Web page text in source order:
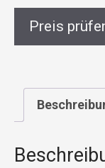
Preis